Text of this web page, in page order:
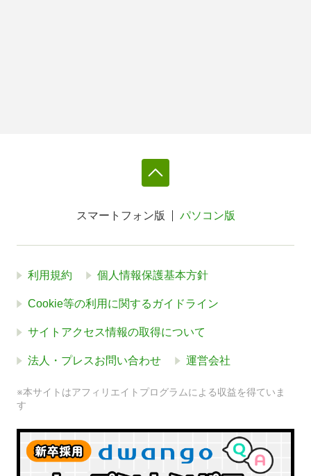
スマートフォン版 パソコン版
利用規約 個人情報保護基本方針
Cookie等の利用に関するガイドライン
サイトアクセス情報の取得について
法人・プレスお問い合わせ 運営会社
※本サイトはアフィリエイトプログラムによる収益を得ていま
す